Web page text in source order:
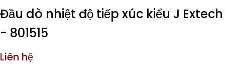
Đầu dò nhiệt độ tiếp xúc kiểu J Extech
- 801515
Liên hệ